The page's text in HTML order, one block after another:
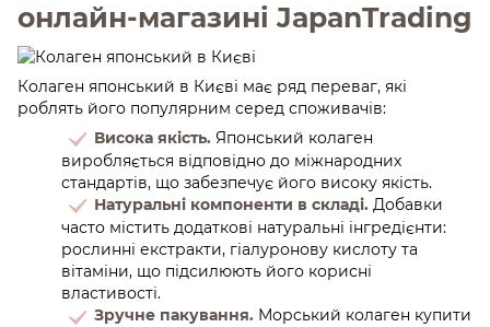
онлайн-магазині JapanTrading
Колаген японський в Києві має ряд переваг, які
роблять його популярним серед споживачів:
Висока якість. Японський колаген
виробляється відповідно до міжнародних
стандартів, що забезпечує його високу якість.
Натуральні компоненти в складі. Добавки
часто містить додаткові натуральні інгредієнти:
рослинні екстракти, гіалуронову кислоту та
вітаміни, що підсилюють його корисні
властивості.
Зручне пакування. Морський колаген купити